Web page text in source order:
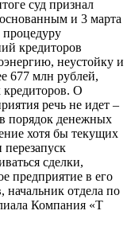
суд признал
и 3 марта
кредиторов
неустойку и
677 млн рублей,
кредиторов. О
речь не идет –
порядок денежных
хотя бы текущих
сделки,
предприятие в его
отдела по
Компания «Т